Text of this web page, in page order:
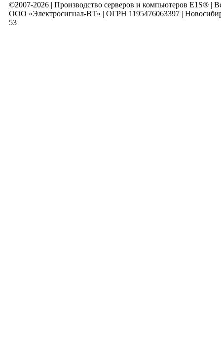
©2007-2026 | Производство серверов и компьютеров E1S® |
ООО «Электросигнал-ВТ» | ОГРН 1195476063397 |
53